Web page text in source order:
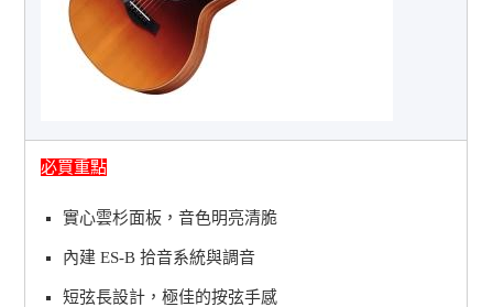
必買重點
實心雲杉面板，音色明亮清脆
內建 ES-B 拾音系統與調音
短弦長設計，極佳的按弦手感